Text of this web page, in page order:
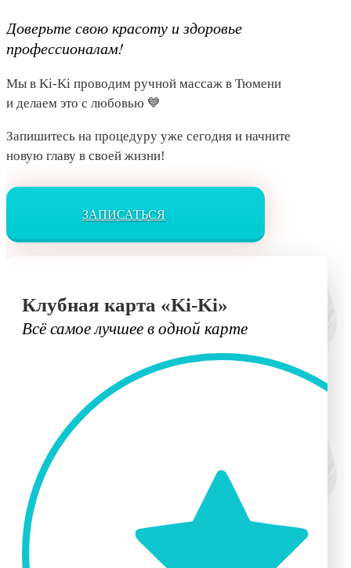
Доверьте свою красоту и здоровье
профессионалам!
Мы в Ki-Ki проводим ручной массаж в Тюмени
и делаем это с любовью 💙
Запишитесь на процедуру уже сегодня и начните
новую главу в своей жизни!
ЗАПИСАТЬСЯ
Клубная карта «Ki-Ki»
Всё самое лучшее в одной карте